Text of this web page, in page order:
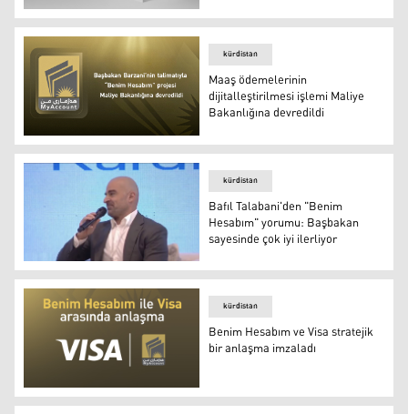
Benim Hesabım projesine kayıt yaptıranların sayısı
Maaş ödemelerinin dijitalleştirilmesi işlemi Maliye
kürdistan
Maaş ödemelerinin
dijitalleştirilmesi işlemi Maliye
Bakanlığına devredildi
Bafıl Talabani'den "Benim Hesabım" yorumu:
kürdistan
Bafıl Talabani'den "Benim
Hesabım" yorumu: Başbakan ​​
sayesinde çok iyi ilerliyor
Benim Hesabım ve Visa stratejik bir anlaşma imzaladı
kürdistan
Benim Hesabım ve Visa stratejik
bir anlaşma imzaladı